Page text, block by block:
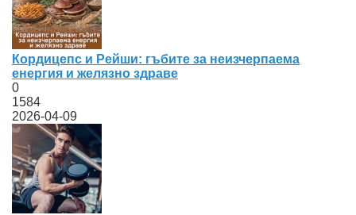
Кордицепс и Рейши: гъбите за неизчерпаема
енергия и желязно здраве
0
1584
2026-04-09